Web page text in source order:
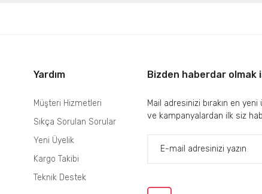
Yardım
Müşteri Hizmetleri
Sıkça Sorulan Sorular
Yeni Üyelik
Kargo Takibi
Teknik Destek
Bizden haberdar olmak
Mail adresinizi bırakın en
ve kampanyalardan ilk siz